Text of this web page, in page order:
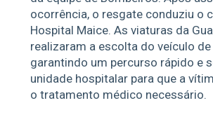
ocorrência, o resgate conduziu o
Hospital Maice. As viaturas da
realizaram a escolta do veículo
garantindo um percurso rápido e
unidade hospitalar para que a
o tratamento médico necessário.